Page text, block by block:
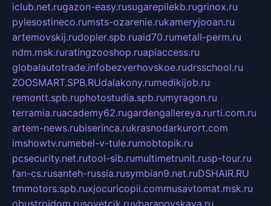
iclub.net.rugazon-easy.rusugarepilekb.rugrinox.ru
pylesostineco.rumsts-ozarenie.rukameryjooan.ru
artemovskij.rudopler.spb.ruaid70.rumetall-perm.ru
ndm.msk.ruratingzooshop.ruapiaccess.ru
globalautotrade.infobezverhovskoe.rudrsschool.ru
ZOOSMART.SPB.RUdalakony.rumedikijob.ru
remontt.spb.ruphotostudia.spb.rumyragon.ru
terramia.ruacademy62.rugardengallereya.rurti.com.ru
artem-news.rubiserinca.rukrasnodarkurort.com
imshowtv.rumebel-v-tule.rumobtopik.ru
pcsecurity.net.rutool-sib.rumultimetrunit.rusp-tour.ru
fan-cs.rusanteh-russia.rusymbian9.net.ruDSHAIR.RU
tmmotors.spb.ruxjocuricopii.commusavtomat.msk.ru
obustrojdom.rusovetcik.ruybaranovskaya.ru